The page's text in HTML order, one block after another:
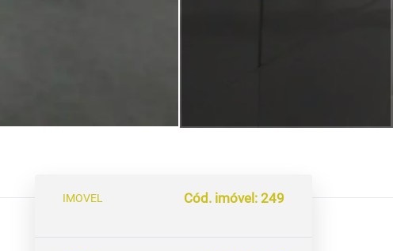
IMOVEL Cód. imóvel: 249